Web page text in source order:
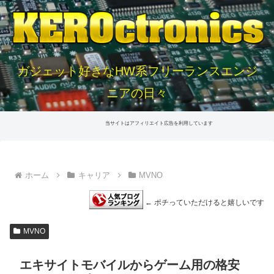
ガジェット好きなHW系フリーランスエンジ
ニアの日々
当サイトはアフィリエイト広告を利用しています
ホーム キャリア MVNO
← ポチっていただけると嬉しいです
MVNO
エキサイトモバイルからゲーム用の格安